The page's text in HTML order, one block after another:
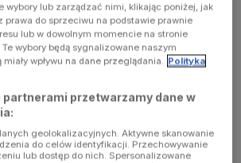
wybory lub zarządzać nimi, klikając poniżej, jak
prawa do sprzeciwu na podstawie prawnie
lub w dowolnym momencie na stronie
wybory będą sygnalizowane naszym
wpływu na dane przeglądania. Polityka
partnerami przetwarzamy dane w
geolokalizacyjnych. Aktywne skanowanie
do celów identyfikacji. Przechowywanie
lub dostęp do nich. Spersonalizowane